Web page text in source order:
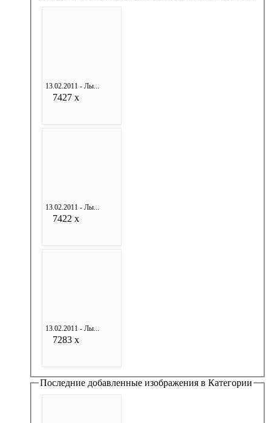
13.02.2011 - Лы...
7427 x
13.02.2011 - Лы...
7422 x
13.02.2011 - Лы...
7283 x
Последние добавленные изображения в Категории